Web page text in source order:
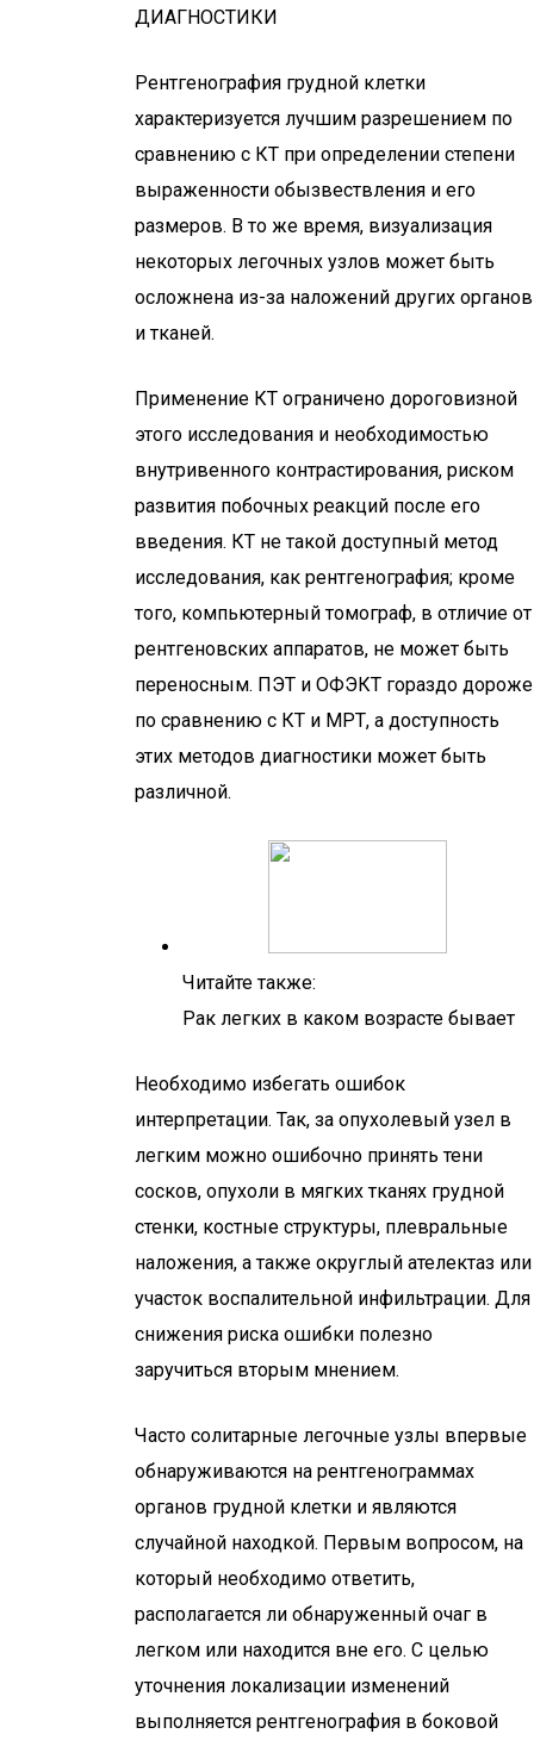
ДИАГНОСТИКИ
Рентгенография грудной клетки
характеризуется лучшим разрешением по
сравнению с КТ при определении степени
выраженности обызвествления и его
размеров. В то же время, визуализация
некоторых легочных узлов может быть
осложнена из-за наложений других органов
и тканей.
Применение КТ ограничено дороговизной
этого исследования и необходимостью
внутривенного контрастирования, риском
развития побочных реакций после его
введения. КТ не такой доступный метод
исследования, как рентгенография; кроме
того, компьютерный томограф, в отличие от
рентгеновских аппаратов, не может быть
переносным. ПЭТ и ОФЭКТ гораздо дороже
по сравнению с КТ и МРТ, а доступность
этих методов диагностики может быть
различной.
Читайте также:
Рак легких в каком возрасте бывает
Необходимо избегать ошибок
интерпретации. Так, за опухолевый узел в
легким можно ошибочно принять тени
сосков, опухоли в мягких тканях грудной
стенки, костные структуры, плевральные
наложения, а также округлый ателектаз или
участок воспалительной инфильтрации. Для
снижения риска ошибки полезно
заручиться вторым мнением.
Часто солитарные легочные узлы впервые
обнаруживаются на рентгенограммах
органов грудной клетки и являются
случайной находкой. Первым вопросом, на
который необходимо ответить,
располагается ли обнаруженный очаг в
легком или находится вне его. С целью
уточнения локализации изменений
выполняется рентгенография в боковой